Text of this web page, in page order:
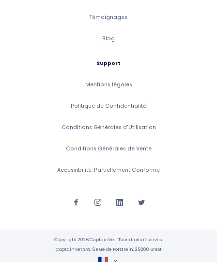
Témoignages
Blog
Support
Mentions légales
Politique de Confidentialité
Conditions Générales d'Utilisation
Conditions Générales de Vente
Accessibilité: Partiellement Conforme
Copyright 2026 CaptainVet. Tous droits réservés.
CaptainVet SAS, 6 Rue de Porstrein, 29200 Brest